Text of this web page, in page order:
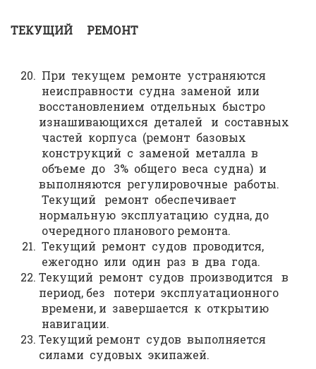
ТЕКУЩИЙ РЕМОНТ
При текущем ремонте устраняются
неисправности судна заменой или
восстановлением отдельных быстро
изнашивающихся деталей и составных
частей корпуса (ремонт базовых
конструкций с заменой металла в
объеме до 3% общего веса судна) и
выполняются регулировочные работы.
Текущий ремонт обеспечивает
нормальную эксплуатацию судна, до
очередного планового ремонта.
Текущий ремонт судов проводится,
ежегодно или один раз в два года.
Текущий ремонт судов производится в
период, без потери эксплуатационного
времени, и завершается к открытию
навигации.
Текущий ремонт судов выполняется
силами судовых экипажей.